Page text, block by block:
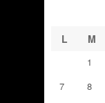
L
M
1
7
8